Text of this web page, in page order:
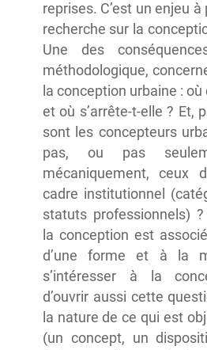
reprises. C’est un enjeu
recherche sur la
Une des
méthodologique,
la conception urbaine :
et où s’arrête-t-elle ? Et,
sont les concepteurs
pas, ou pas
mécaniquement, ceux
cadre institutionnel
statuts professionnels)
la conception est
d’une forme et à la
s’intéresser à la
d’ouvrir aussi cette
la nature de ce qui est
(un concept, un